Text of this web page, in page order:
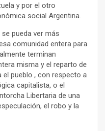
y por el otro
social Argentina.
pueda ver más
comunidad entera para
terminan
misma y el reparto de
pueblo , con respecto a
capitalista, o el
Libertaria de una
el robo y la